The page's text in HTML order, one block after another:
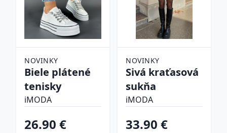
NOVINKY
Biele plátené
tenisky
iMODA
26.90 €
NOVINKY
Sivá kraťasová
sukňa
iMODA
33.90 €